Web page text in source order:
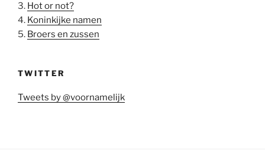
3. Hot or not?
4. Koninkijke namen
5. Broers en zussen
TWITTER
Tweets by @voornamelijk